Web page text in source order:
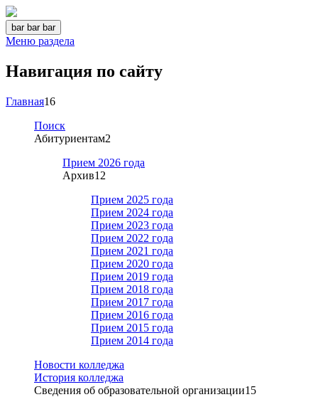
bar bar bar
Меню раздела
Навигация по сайту
Главная16
Поиск
Абитуриентам2
Прием 2026 года
Архив12
Прием 2025 года
Прием 2024 года
Прием 2023 года
Прием 2022 года
Прием 2021 года
Прием 2020 года
Прием 2019 года
Прием 2018 года
Прием 2017 года
Прием 2016 года
Прием 2015 года
Прием 2014 года
Новости колледжа
История колледжа
Сведения об образовательной организации15